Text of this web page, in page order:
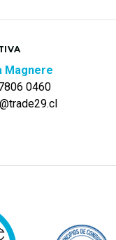
Magnere
0460